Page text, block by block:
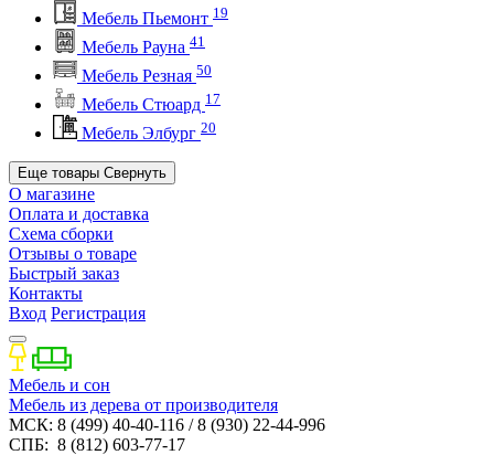
Мебель Пьемонт 19
Мебель Рауна 41
Мебель Резная 50
Мебель Стюард 17
Мебель Элбург 20
Еще товары Свернуть
О магазине
Оплата и доставка
Схема сборки
Отзывы о товаре
Быстрый заказ
Контакты
Вход Регистрация
Мебель и сон
Мебель из дерева от производителя
МСК: 8 (499) 40-40-116 / 8 (930) 22-44-996
СПБ: 8 (812) 603-77-17